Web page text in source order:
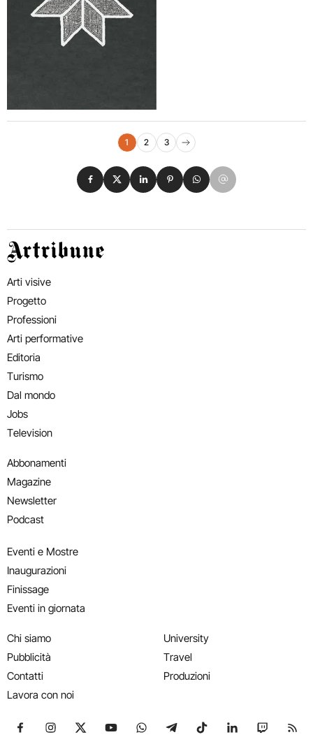
Navigazione eventi
1 2 3
Pagina successiva
Condividi su Facebook
Condividi su X
Condividi su LinkedIn
Condividi su Pinterest
Condividi su WhatsApp
Condividi su Email
Artribune
Arti visive
Progetto
Professioni
Arti performative
Editoria
Turismo
Dal mondo
Jobs
Television
Abbonamenti
Magazine
Newsletter
Podcast
Eventi e Mostre
Inaugurazioni
Finissage
Eventi in giornata
Chi siamo
Pubblicità
Contatti
Lavora con noi
University
Travel
Produzioni
Seguici su Facebook
Seguici su Instagram
Seguici su X
Seguici su YouTube
Seguici su WhatsApp
Seguici su Telegram
Seguici su TikTok
Seguici su
Seguici